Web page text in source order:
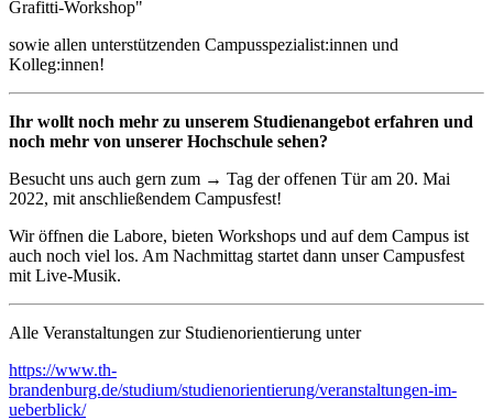
Grafitti-Workshop"
sowie allen unterstützenden Campusspezialist:innen und
Kolleg:innen!
Ihr wollt noch mehr zu unserem Studienangebot erfahren und
noch mehr von unserer Hochschule sehen?
Besucht uns auch gern zum → Tag der offenen Tür am 20. Mai
2022, mit anschließendem Campusfest!
Wir öffnen die Labore, bieten Workshops und auf dem Campus ist
auch noch viel los. Am Nachmittag startet dann unser Campusfest
mit Live-Musik.
Alle Veranstaltungen zur Studienorientierung unter
https://www.th-
brandenburg.de/studium/studienorientierung/veranstaltungen-im-
ueberblick/